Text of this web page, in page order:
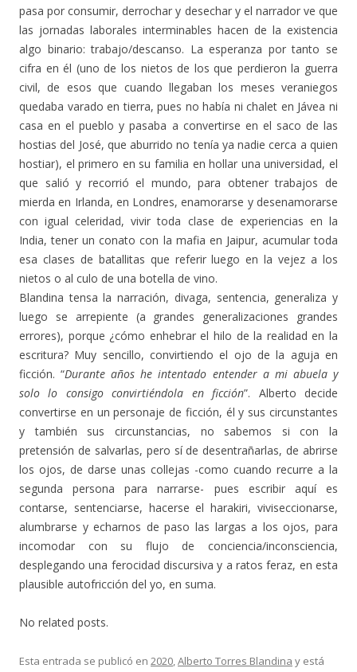
pasa por consumir, derrochar y desechar y el narrador ve que
las jornadas laborales interminables hacen de la existencia
algo binario: trabajo/descanso. La esperanza por tanto se
cifra en él (uno de los nietos de los que perdieron la guerra
civil, de esos que cuando llegaban los meses veraniegos
quedaba varado en tierra, pues no había ni chalet en Jávea ni
casa en el pueblo y pasaba a convertirse en el saco de las
hostias del José, que aburrido no tenía ya nadie cerca a quien
hostiar), el primero en su familia en hollar una universidad, el
que salió y recorrió el mundo, para obtener trabajos de
mierda en Irlanda, en Londres, enamorarse y desenamorarse
con igual celeridad, vivir toda clase de experiencias en la
India, tener un conato con la mafia en Jaipur, acumular toda
esa clases de batallitas que referir luego en la vejez a los
nietos o al culo de una botella de vino.
Blandina tensa la narración, divaga, sentencia, generaliza y
luego se arrepiente (a grandes generalizaciones grandes
errores), porque ¿cómo enhebrar el hilo de la realidad en la
escritura? Muy sencillo, convirtiendo el ojo de la aguja en
ficción. “Durante años he intentado entender a mi abuela y
solo lo consigo convirtiéndola en ficción”. Alberto decide
convertirse en un personaje de ficción, él y sus circunstantes
y también sus circunstancias, no sabemos si con la
pretensión de salvarlas, pero sí de desentrañarlas, de abrirse
los ojos, de darse unas collejas -como cuando recurre a la
segunda persona para narrarse- pues escribir aquí es
contarse, sentenciarse, hacerse el harakiri, viviseccionarse,
alumbrarse y echarnos de paso las largas a los ojos, para
incomodar con su flujo de conciencia/inconsciencia,
desplegando una ferocidad discursiva y a ratos feraz, en esta
plausible autofricción del yo, en suma.
No related posts.
Esta entrada se publicó en 2020,Alberto Torres Blandina y está